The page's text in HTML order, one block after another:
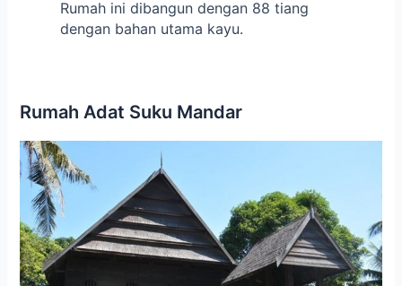
Rumah ini dibangun dengan 88 tiang
dengan bahan utama kayu.
Rumah Adat Suku Mandar